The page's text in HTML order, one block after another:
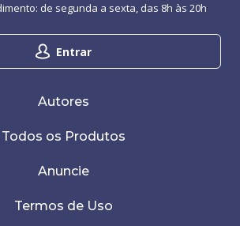
Entrar
de segunda a sexta, das 8h às 20h
Autores
Todos os Produtos
Anuncie
Termos de Uso